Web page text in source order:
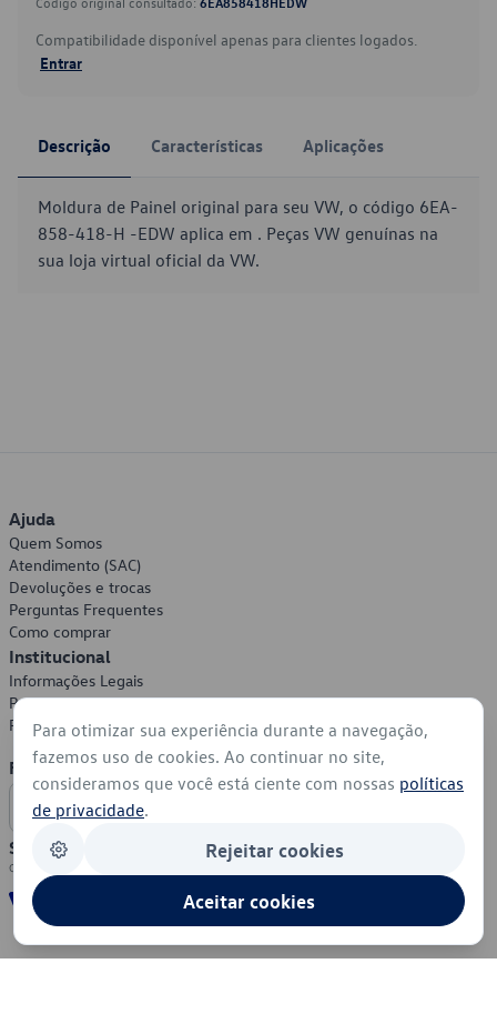
Compatibilidade disponível apenas para clientes logados.
Entrar
Descrição Características Aplicações
Moldura de Painel original para seu VW, o código 6EA-
858-418-H -EDW aplica em . Peças VW genuínas na
sua loja virtual oficial da VW.
Ajuda
Quem Somos
Atendimento (SAC)
Devoluções e trocas
Perguntas Frequentes
Como comprar
Institucional
Informações Legais
Política de Privacidade
Política de Cookies
Formas de Pagamento
Segurança
Para otimizar sua experiência durante a navegação,
fazemos uso de cookies. Ao continuar no site,
consideramos que você está ciente com nossas políticas
de privacidade.
Rejeitar cookies
Aceitar cookies